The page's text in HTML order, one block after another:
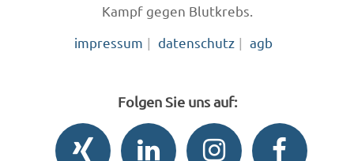
Kampf gegen Blutkrebs.
impressum
datenschutz agb
Folgen Sie uns auf: